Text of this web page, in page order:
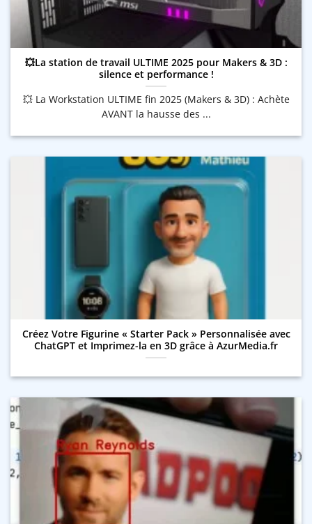
💥La station de travail ULTIME 2025 pour Makers & 3D :
silence et performance !
💥 La Workstation ULTIME fin 2025 (Makers & 3D) : Achète
AVANT la hausse des ...
Créez Votre Figurine « Starter Pack » Personnalisée avec
ChatGPT et Imprimez-la en 3D grâce à AzurMedia.fr